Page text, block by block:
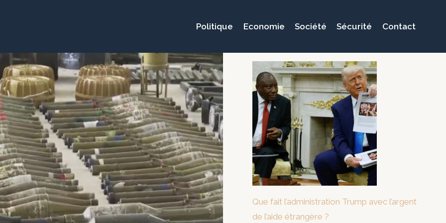
Politique Economie Société Sécurité Contact
Que fait l’administration Trump avec l’argent
de l’aide étrangère ?